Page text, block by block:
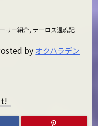
リー紹介, テーロス還魂記
by オクハラデン